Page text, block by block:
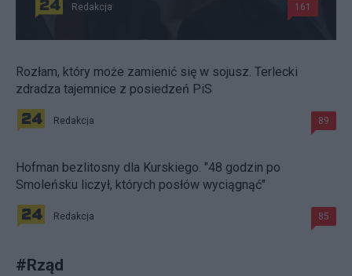
Redakcja 161
Rozłam, który może zamienić się w sojusz. Terlecki
zdradza tajemnice z posiedzeń PiS
Redakcja 89
Hofman bezlitosny dla Kurskiego. "48 godzin po
Smoleńsku liczył, których posłów wyciągnąć"
Redakcja 85
#Rząd